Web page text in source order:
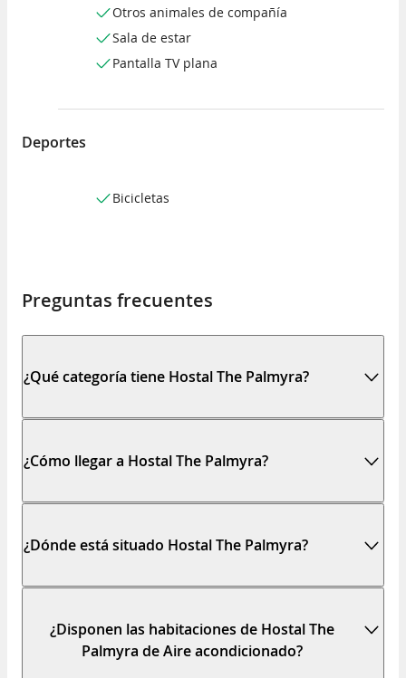
Otros animales de compañía
Sala de estar
Pantalla TV plana
Deportes
Bicicletas
Preguntas frecuentes
¿Qué categoría tiene Hostal The Palmyra?
¿Cómo llegar a Hostal The Palmyra?
¿Dónde está situado Hostal The Palmyra?
¿Disponen las habitaciones de Hostal The
Palmyra de Aire acondicionado?